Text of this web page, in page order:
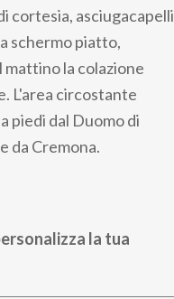
cortesia, asciugacapelli
schermo piatto,
la colazione
L'area circostante
piedi dal Duomo di
da Cremona.
la tua